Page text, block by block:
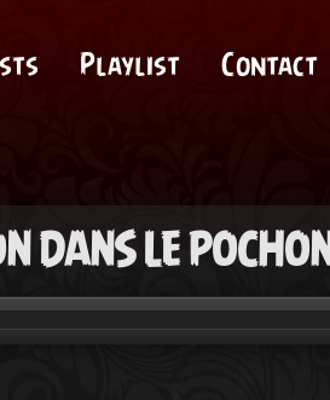
Playlist Contact
DANS LE